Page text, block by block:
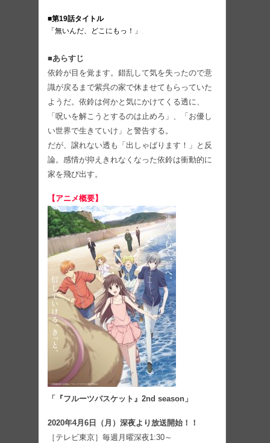
■第19話タイトル
「無いんだ、どこにもっ！」
■あらすじ
依鈴が目を覚ます。錯乱して気を失ったので意
識が戻るまで紫呉の家で休ませてもらっていた
ようだ。依鈴は何かと気にかけてくる透に、
「呪いを解こうとするのは止めろ」、「お優し
い世界で生きていけ」と警告する。
だが、譲れない透も「出しゃばります！」と反
論。感情が抑えきれなくなった依鈴は衝動的に
家を飛び出す。
【アニメ概要】
「『フルーツバスケット』2nd season」
2020年4月6日（月）深夜より放送開始！！
［テレビ東京］毎週月曜深夜1:30～